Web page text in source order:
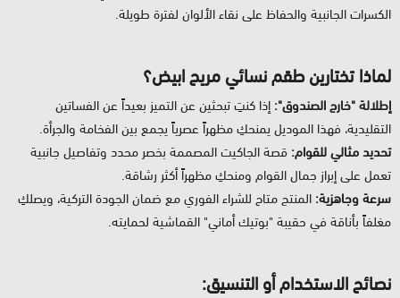
الكسرات الجانبية والحفاظ على نقاء الألوان لفترة طويلة.
لماذا تختارين طقم نسائي مريح ابيض؟
إطلالة "خارج الصندوق": إذا كنتِ تبحثين عن التميز بعيداً عن الفساتين
التقليدية، فهذا الموديل يمنحكِ مظهراً عصرياً يجمع بين الفخامة والجرأة.
تحديد مثالي للقوام: قصة الجاكيت المصممة بخصر محدد وتفاصيل جانبية
تعمل على إبراز جمال القوام ومنحكِ مظهراً أكثر رشاقة.
سرعة وجاهزية: المنتج متاح للشراء الفوري مع ضمان الجودة التركية، ويصلكِ
مغلفاً بأناقة في حقيبة "بوتيك أماني" القماشية لحمايته.
نصائح الاستخدام أو التنسيق: